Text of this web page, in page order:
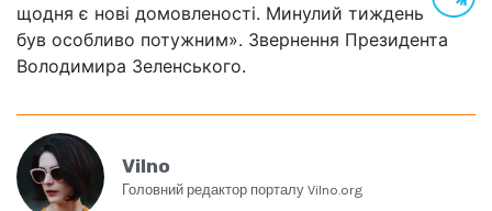
щодня є нові домовленості. Минулий тиждень
був особливо потужним». Звернення Президента
Володимира Зеленського.
Vilno
Головний редактор порталу Vilno.org